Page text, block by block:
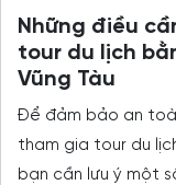
Những điều
tour du lịch
Vũng Tàu
Để đảm bảo an
tham gia tour du
bạn cần lưu ý một